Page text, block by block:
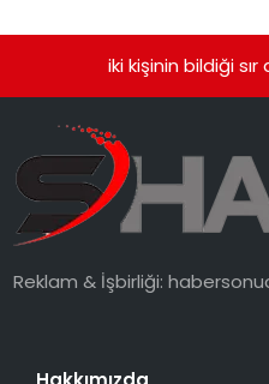
iki kişinin bildiği sır
Reklam & İşbirliği: